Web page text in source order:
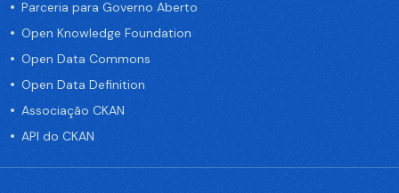
Parceria para Governo Aberto
Open Knowledge Foundation
Open Data Commons
Open Data Definition
Associação CKAN
API do CKAN